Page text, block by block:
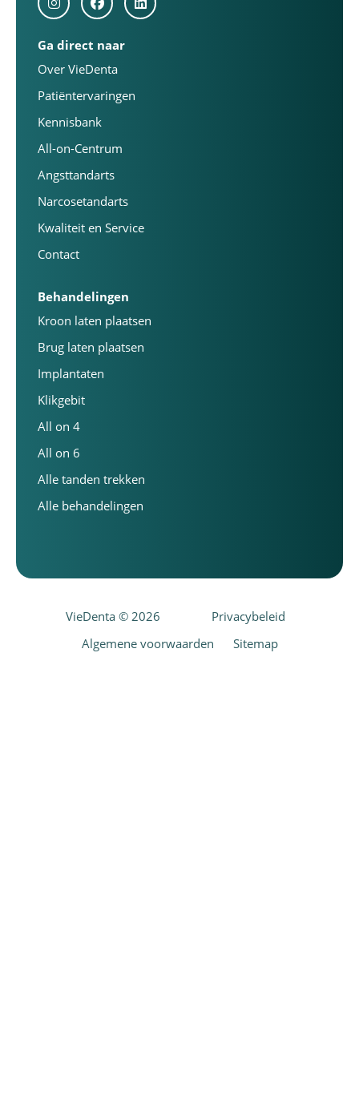
Ga direct naar
Over VieDenta
Patiëntervaringen
Kennisbank
All-on-Centrum
Angsttandarts
Narcosetandarts
Kwaliteit en Service
Contact
Behandelingen
Kroon laten plaatsen
Brug laten plaatsen
Implantaten
Klikgebit
All on 4
All on 6
Alle tanden trekken
Alle behandelingen
VieDenta © 2026
Privacybeleid
Algemene voorwaarden
Sitemap